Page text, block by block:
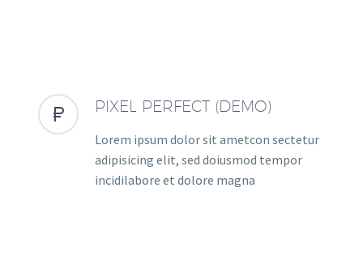

 PIXEL PERFECT (DEMO)
Lorem ipsum dolor sit ametcon sectetur
adipisicing elit, sed doiusmod tempor
incidilabore et dolore magna